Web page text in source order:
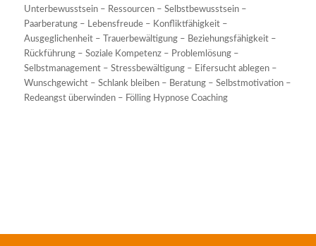
Unterbewusstsein – Ressourcen – Selbstbewusstsein –
Paarberatung – Lebensfreude – Konfliktfähigkeit –
Ausgeglichenheit – Trauerbewältigung – Beziehungsfähigkeit –
Rückführung – Soziale Kompetenz – Problemlösung –
Selbstmanagement – Stressbewältigung – Eifersucht ablegen –
Wunschgewicht – Schlank bleiben – Beratung – Selbstmotivation –
Redeangst überwinden – Fölling Hypnose Coaching